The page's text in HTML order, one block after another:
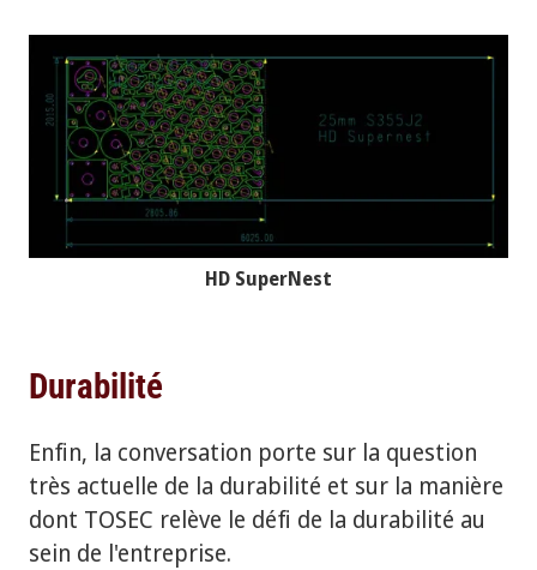
HD SuperNest
Durabilité
Enfin, la conversation porte sur la question
très actuelle de la durabilité et sur la manière
dont TOSEC relève le défi de la durabilité au
sein de l'entreprise.